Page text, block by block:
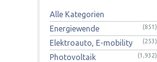
Alle Kategorien
Energiewende
(851)
Elektroauto, E-mobility (253)
Photovoltaik (1,932)